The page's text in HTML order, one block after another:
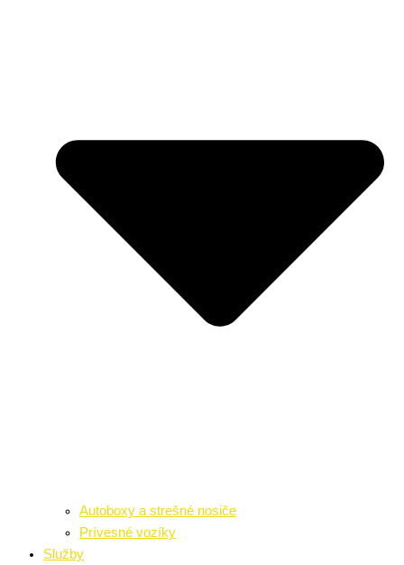
Autoboxy a strešné nosiče
Prívesné vozíky
Služby